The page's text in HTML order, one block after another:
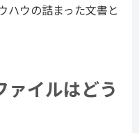
ハウの詰まった文書と
ァイルはどう